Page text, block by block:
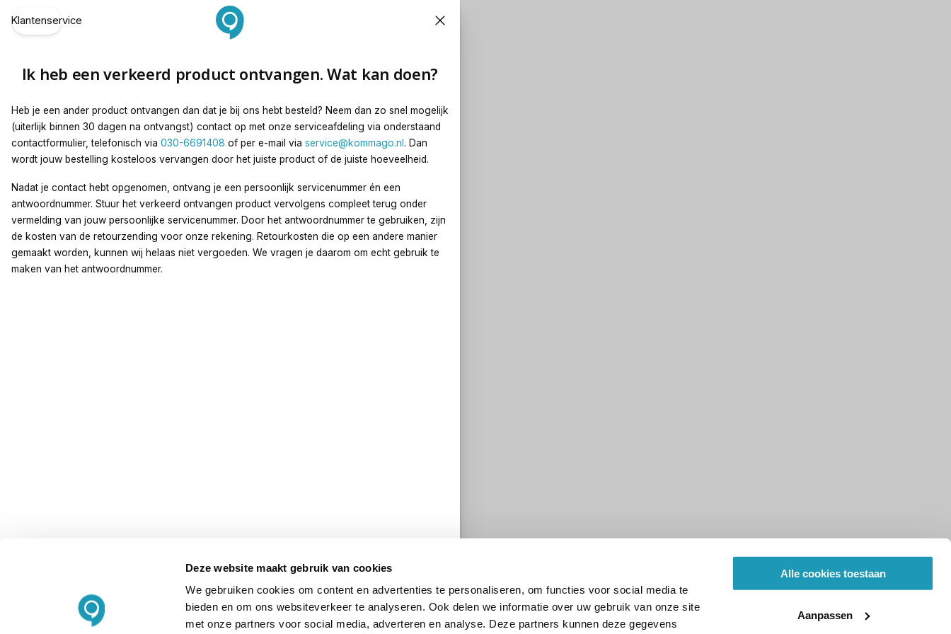
Deze website maakt gebruik van cookies
We gebruiken cookies om content en advertenties te personaliseren, om functies voor social media te
bieden en om ons websiteverkeer te analyseren. Ook delen we informatie over uw gebruik van onze site
met onze partners voor social media, adverteren en analyse. Deze partners kunnen deze gegevens
Alle cookies toestaan
Aanpassen
KlantenserviceIk heb een verkeerd product ontvangen. Wat kan doen?
Ik heb een verkeerd product ontvangen. Wat kan doen?
Heb je een ander product ontvangen dan dat je bij ons hebt besteld? Neem dan zo snel mogelijk
(uiterlijk binnen 30 dagen na ontvangst) contact op met onze serviceafdeling via onderstaand
contactformulier, telefonisch via 030-6691408 of per e-mail via service@kommago.nl . Dan
wordt jouw bestelling kosteloos vervangen door het juiste product of de juiste hoeveelheid.
Nadat je contact hebt opgenomen, ontvang je een persoonlijk servicenummer én een
antwoordnummer. Stuur het verkeerd ontvangen product vervolgens compleet terug onder
vermelding van jouw persoonlijke servicenummer. Door het antwoordnummer te gebruiken, zijn
de kosten van de retourzending voor onze rekening. Retourkosten die op een andere manier
gemaakt worden, kunnen wij helaas niet vergoeden. We vragen je daarom om echt gebruik te
maken van het antwoordnummer.